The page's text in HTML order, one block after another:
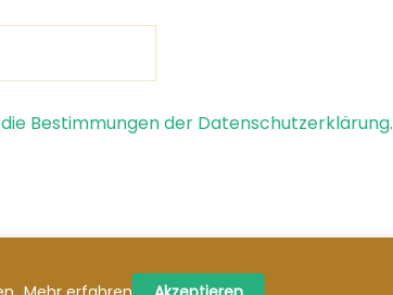
Bestimmungen der Datenschutzerklärung.